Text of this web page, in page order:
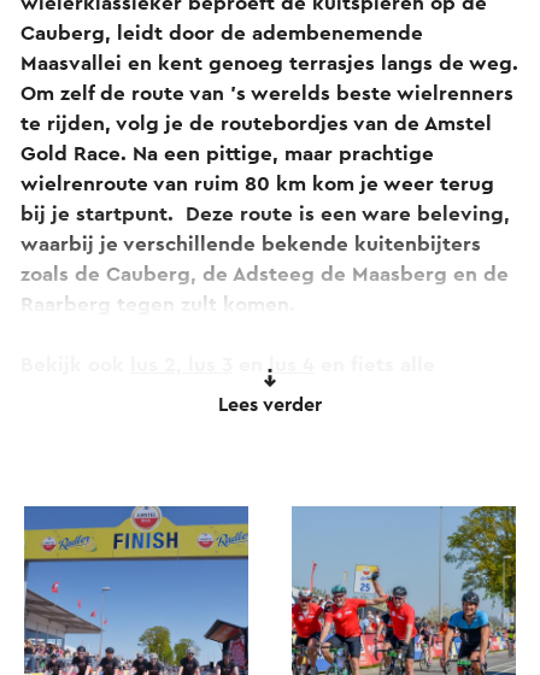
Cauberg, leidt door de adembenemende
Maasvallei en kent genoeg terrasjes langs de weg.
Om zelf de route van ’s werelds beste wielrenners
te rijden, volg je de routebordjes van de Amstel
Gold Race. Na een pittige, maar prachtige
wielrenroute van ruim 80 km kom je weer terug
bij je startpunt. Deze route is een ware beleving,
waarbij je verschillende bekende kuitenbijters
zoals de Cauberg, de Adsteeg de Maasberg en de
Raarberg tegen zult komen.
enlus 4
routedelen van de Amstel Gold Race.
Lees verder